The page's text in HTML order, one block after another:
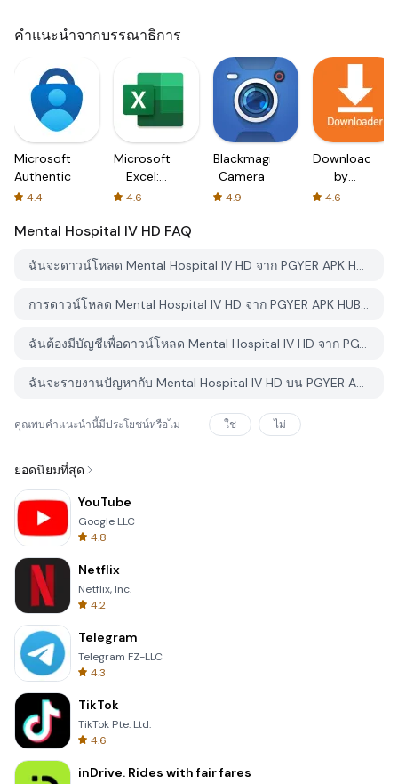
คำแนะนำจากบรรณาธิการ
Microsoft
Authenticator
4.4
Microsoft
Excel:
Spreadsheets
4.6
Blackmagic
Camera
4.9
Downloader
by
AFTVnews
4.6
Mental Hospital IV HD FAQ
ฉันจะดาวน์โหลด Mental Hospital IV HD จาก PGYER APK HUB อย่างไร?
การดาวน์โหลด Mental Hospital IV HD จาก PGYER APK HUB ฟรีหรือไม่?
ฉันต้องมีบัญชีเพื่อดาวน์โหลด Mental Hospital IV HD จาก PGYER APK HUB หรือไม่?
ฉันจะรายงานปัญหากับ Mental Hospital IV HD บน PGYER APK HUB ได้อย่างไร?
คุณพบคำแนะนำนี้มีประโยชน์หรือไม่ ใช่ ไม่
ยอดนิยมที่สุด
YouTube
Google LLC
4.8
Netflix
Netflix, Inc.
4.2
Telegram
Telegram FZ-LLC
4.3
TikTok
TikTok Pte. Ltd.
4.6
inDrive. Rides with fair fares